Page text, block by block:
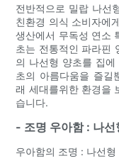
전반적으로 밀랍 나선
친환경 의식 소비자에
생산에서 무독성 연소
초는 전통적인 파라핀
의 나선형 양초를 집
초의 아름다움을 즐길
래 세대를위한 환경을
습니다.
- 조명 우아함 : 나선
우아함의 조명 : 나선